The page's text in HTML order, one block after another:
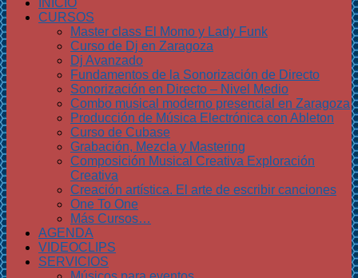
INICIO
CURSOS
Master class El Momo y Lady Funk
Curso de Dj en Zaragoza
Dj Avanzado
Fundamentos de la Sonorización de Directo
Sonorización en Directo – Nivel Medio
Combo musical moderno presencial en Zaragoza
Producción de Música Electrónica con Ableton
Curso de Cubase
Grabación, Mezcla y Mastering
Composición Musical Creativa Exploración
Creativa
Creación artística. El arte de escribir canciones
One To One
Más Cursos…
AGENDA
VIDEOCLIPS
SERVICIOS